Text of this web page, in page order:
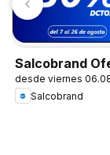
Salcobrand
desde viernes
Salcobrand